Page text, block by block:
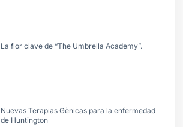
La flor clave de “The Umbrella Academy”.
Nuevas Terapias Gènicas para la enfermedad
de Huntington